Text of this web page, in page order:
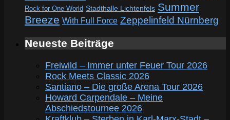
Rock for One World Stadthalle Lichtenfels Summer
Breeze With Full Force Zeppelinfeld Nürnberg
Neueste Beiträge
Freiwild – Immer unter Feuer Tour 2026
Rock Meets Classic 2026
Santiano – Die große Arena Tour 2026
Howard Carpendale – Meine
Abschiedstournee 2026